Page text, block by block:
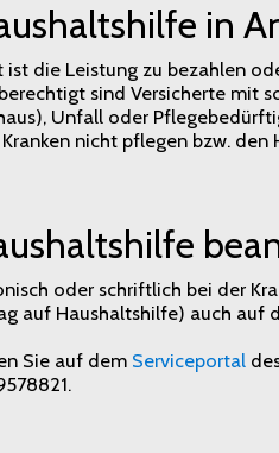
in
die Leistung zu bezahlen
sind Versicherte mit
Unfall oder
nicht pflegen bzw. den
oder schriftlich bei der
auf Haushaltshilfe) auch auf
Sie auf dem Serviceportal